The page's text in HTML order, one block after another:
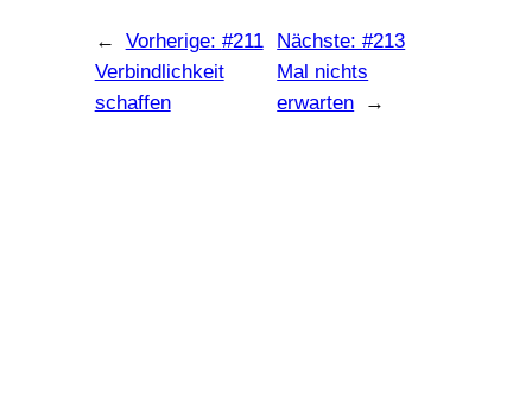
← Vorherige: #211
Verbindlichkeit
schaffen
Nächste:#213
Mal nichts
erwarten
→